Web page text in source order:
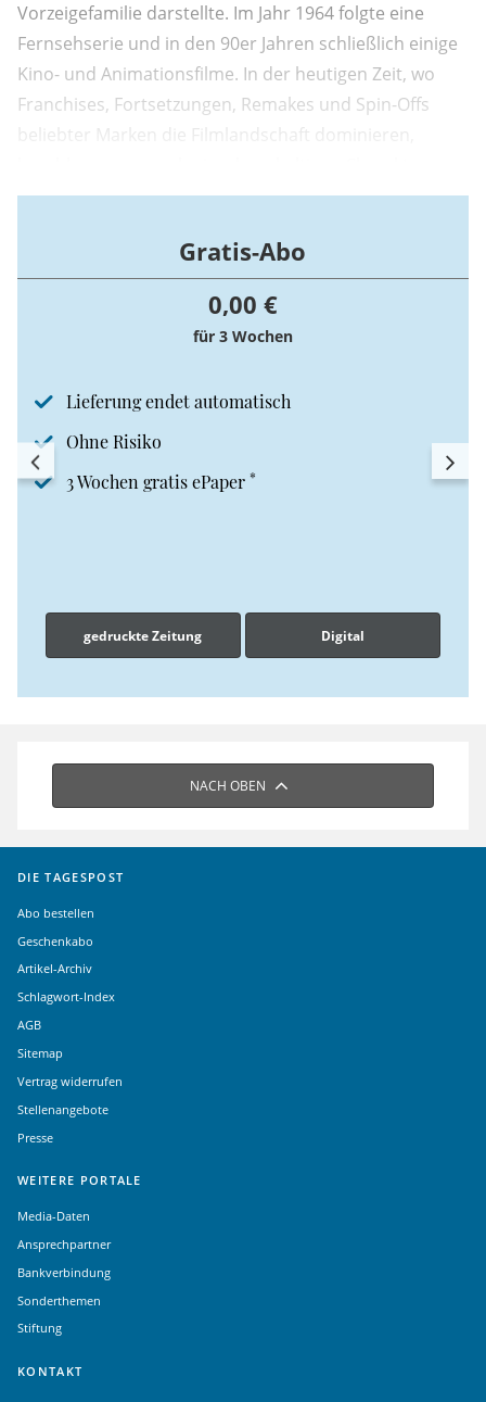
Vorzeigefamilie darstellte. Im Jahr 1964 folgte eine
Fernsehserie und in den 90er Jahren schließlich einige
Kino- und Animationsfilme. In der heutigen Zeit, wo
Franchises, Fortsetzungen, Remakes und Spin-Offs
beliebter Marken die Filmlandschaft dominieren,
aus der Addams Family eine eigene Show zu widmen.
Gratis-Abo
0,00 €
für 3 Wochen
Lieferung endet automatisch
Ohne Risiko
3 Wochen gratis ePaper *
gedruckte Zeitung Digital
NACH OBEN
DIE TAGESPOST
Abo bestellen
Geschenkabo
Artikel-Archiv
Schlagwort-Index
AGB
Sitemap
Vertrag widerrufen
Stellenangebote
Presse
WEITERE PORTALE
Media-Daten
Ansprechpartner
Bankverbindung
Sonderthemen
Stiftung
KONTAKT